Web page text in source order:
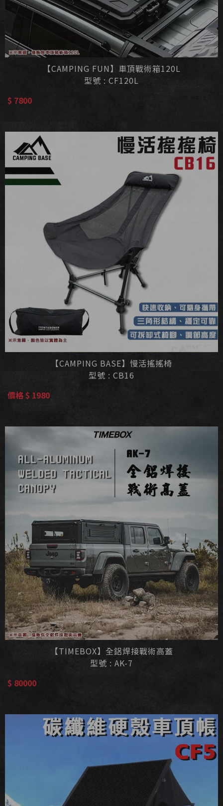
【CAMPING FUN】車頂戰術箱120L
型號 : CF120L
$ 7800
【CAMPING BASE】慢活搖搖椅
型號 : CB16
價格 $ 1980
【TIMEBOX】全鋁焊接戰術高蓋
型號 : AK-7
$ 80000